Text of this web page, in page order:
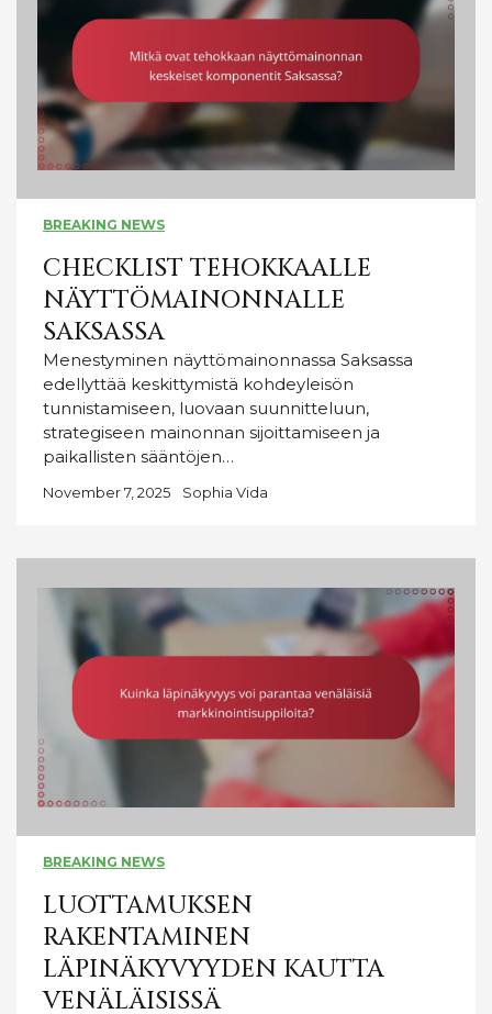
BREAKING NEWS
CHECKLIST TEHOKKAALLE
NÄYTTÖMAINONNALLE
SAKSASSA
Menestyminen näyttömainonnassa Saksassa
edellyttää keskittymistä kohdeyleisön
tunnistamiseen, luovaan suunnitteluun,
strategiseen mainonnan sijoittamiseen ja
paikallisten sääntöjen…
November 7, 2025 Sophia Vida
BREAKING NEWS
LUOTTAMUKSEN
RAKENTAMINEN
LÄPINÄKYVYYDEN KAUTTA
VENÄLÄISISSÄ